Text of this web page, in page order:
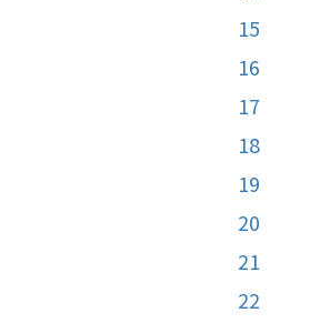
15
16
17
18
19
20
21
22